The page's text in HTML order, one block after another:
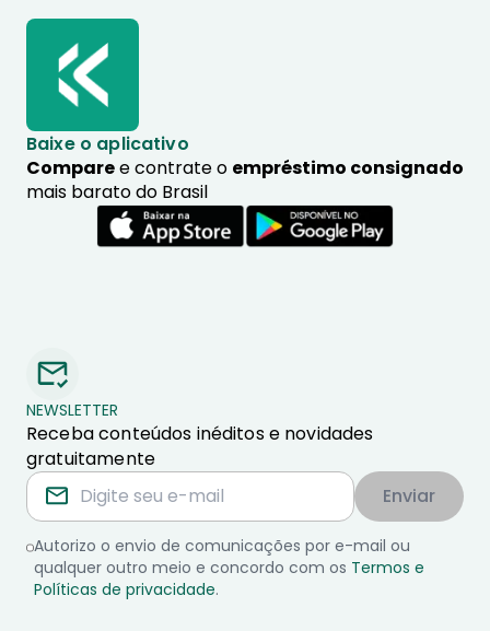
Baixe o aplicativo
Comparee contrate o empréstimo consignado
mais barato do Brasil
NEWSLETTER
Receba conteúdos inéditos e novidades
gratuitamente
Enviar
Autorizo o envio de comunicações por e-mail ou
qualquer outro meio e concordo com os Termos e
Políticas de privacidade.